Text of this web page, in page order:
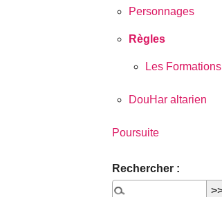
Personnages
Règles
Les Formations
DouHar altarien
Poursuite
Rechercher :